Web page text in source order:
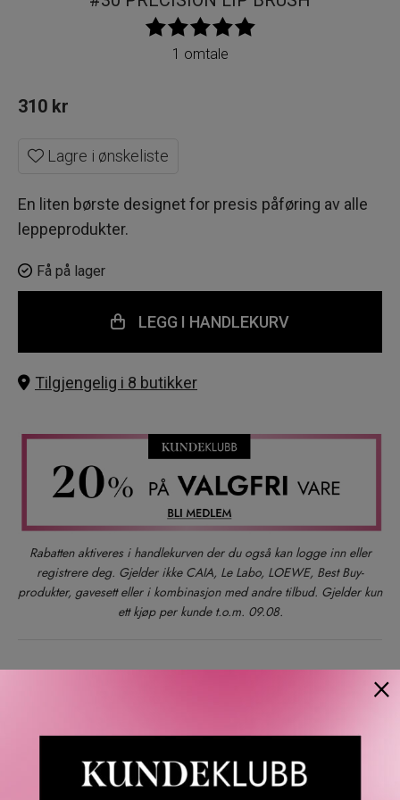
1 omtale
310 kr
Lagre i ønskeliste
En liten børste designet for presis påføring av alle
leppeprodukter.
Få på lager
LEGG I HANDLEKURV
Tilgjengelig i 8 butikker
Rabatten aktiveres i handlekurven der du også kan logge inn eller
registrere deg. Gjelder ikke CAIA, Le Labo, LOEWE, Best Buy-
produkter, gavesett eller i kombinasjon med andre tilbud. Gjelder kun
ett kjøp per kunde t.o.m. 09.08.
×